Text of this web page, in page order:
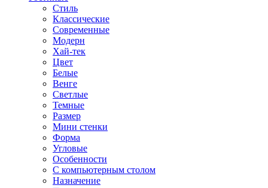
Стиль
Классические
Современные
Модерн
Хай-тек
Цвет
Белые
Венге
Светлые
Темные
Размер
Мини стенки
Форма
Угловые
Особенности
С компьютерным столом
Назначение